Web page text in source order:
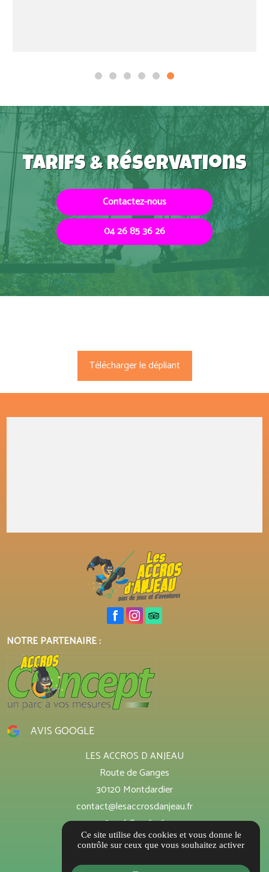
Tarifs & réservations
Contactez-nous
04 26 85 36 26
Télécharger le dépliant
NOTRE PARTENAIRE :
AVIS GOOGLE
LES ACCROS D ANJEAU
Route de Ganges
30120 Montdardier
contact@lesaccrosdanjeau.fr
04 26 85 36 26
Guide local
Informations complémentaires
Ce site utilise des cookies et vous donne le
contrôle sur ceux que vous souhaitez activer